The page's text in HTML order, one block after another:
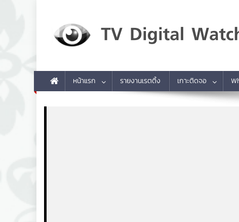
หน้าแรก รายงานเรตติ้ง เกาะติดจอ